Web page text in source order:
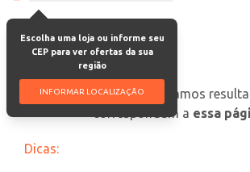
Escolha uma loja ou informe seu
CEP para ver ofertas da sua
região
INFORMAR LOCALIZAÇÃO
oops, não encontramos
correspondam a essa
Dicas: